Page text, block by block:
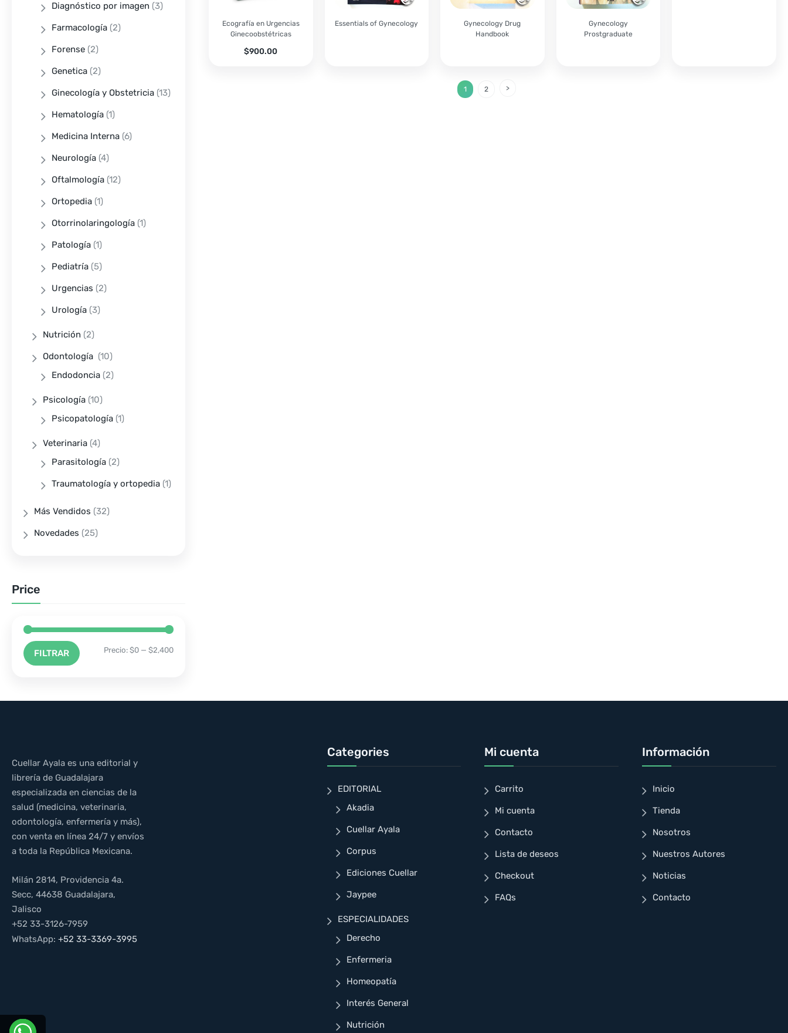
Ecografía en Urgencias
Ginecoobstétricas
$900.00
Essentials of Gynecology
Gynecology Drug
Handbook
Gynecology
Prostgraduate
1 2
Diagnóstico por imagen (3)
Farmacología (2)
Forense (2)
Genetica (2)
Ginecología y Obstetricia (13)
Hematología (1)
Medicina Interna (6)
Neurología (4)
Oftalmología (12)
Ortopedia (1)
Otorrinolaringología (1)
Patología (1)
Pediatría (5)
Urgencias (2)
Urología (3)
Nutrición (2)
Odontología (10)
Endodoncia (2)
Psicología (10)
Psicopatología (1)
Veterinaria (4)
Parasitología (2)
Traumatología y ortopedia (1)
Más Vendidos (32)
Novedades (25)
Price
FILTRAR Precio: $0 — $2,400
Cuellar Ayala es una editorial y
librería de Guadalajara
especializada en ciencias de la
salud (medicina, veterinaria,
odontología, enfermería y más),
con venta en línea 24/7 y envíos
a toda la República Mexicana.
Milán 2814, Providencia 4a.
Secc, 44638 Guadalajara,
Jalisco
+52 33-3126-7959
WhatsApp: +52 33-3369-3995
Categories
EDITORIAL
Akadia
Cuellar Ayala
Corpus
Ediciones Cuellar
Jaypee
ESPECIALIDADES
Derecho
Enfermeria
Homeopatía
Interés General
Nutrición
Mi cuenta
Carrito
Mi cuenta
Contacto
Lista de deseos
Checkout
FAQs
Información
Inicio
Tienda
Nosotros
Nuestros Autores
Noticias
Contacto